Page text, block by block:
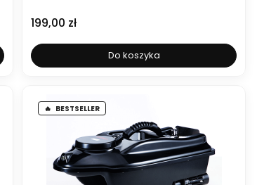
Cena
199,00 zł
Do koszyka
BESTSELLER